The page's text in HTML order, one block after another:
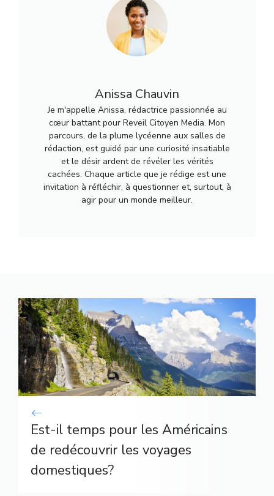
Anissa Chauvin
Je m'appelle Anissa, rédactrice passionnée au
cœur battant pour Reveil Citoyen Media. Mon
parcours, de la plume lycéenne aux salles de
rédaction, est guidé par une curiosité insatiable
et le désir ardent de révéler les vérités
cachées. Chaque article que je rédige est une
invitation à réfléchir, à questionner et, surtout, à
agir pour un monde meilleur.
Est-il temps pour les Américains
de redécouvrir les voyages
domestiques?